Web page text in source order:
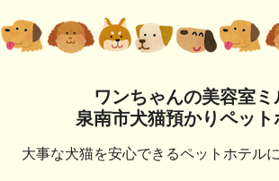
ワンちゃんの美容室ミ
泉南市犬猫預かりペット
大事な犬猫を安心できるペットホテル